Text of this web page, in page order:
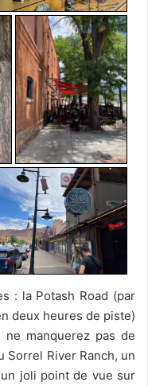
: la Potash Road (par
deux heures de piste)
manquerez pas de
Sorrel River Ranch, un
joli point de vue sur